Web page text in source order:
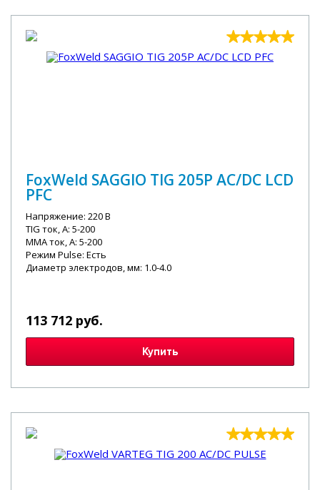
FoxWeld SAGGIO TIG 205P AC/DC LCD
PFC
Напряжение: 220 В
TIG ток, А: 5-200
MMA ток, А: 5-200
Режим Pulse: Есть
Диаметр электродов, мм: 1.0-4.0
113 712 руб.
Купить